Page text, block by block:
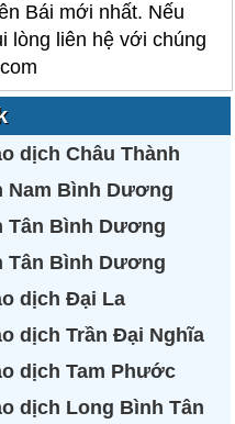
Bái mới nhất. Nếu
lòng liên hệ với chúng
dịch Châu Thành
Nam Bình Dương
Tân Bình Dương
Tân Bình Dương
dịch Đại La
dịch Trần Đại Nghĩa
dịch Tam Phước
dịch Long Bình Tân